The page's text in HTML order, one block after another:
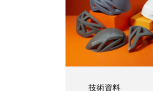
技術資料